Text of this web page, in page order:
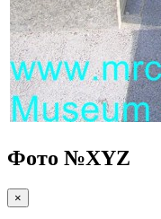
Фото №XYZ
×